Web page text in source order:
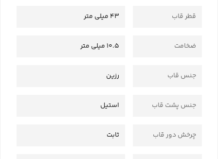
قطر قاب 43 میلی متر
ضخامت 10.5 میلی متر
جنس قاب رزین
جنس پشت قاب استیل
چرخش دور قاب ثابت